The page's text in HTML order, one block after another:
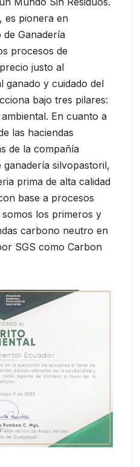
es pionera en
Ganadería
procesos de
justo al
ganado y cuidado del
bajo tres pilares:
En cuanto a
las haciendas
de la compañía
ganadería silvopastoril,
prima de alta calidad
base a procesos
los primeros y
carbono neutro en
SGS como Carbon